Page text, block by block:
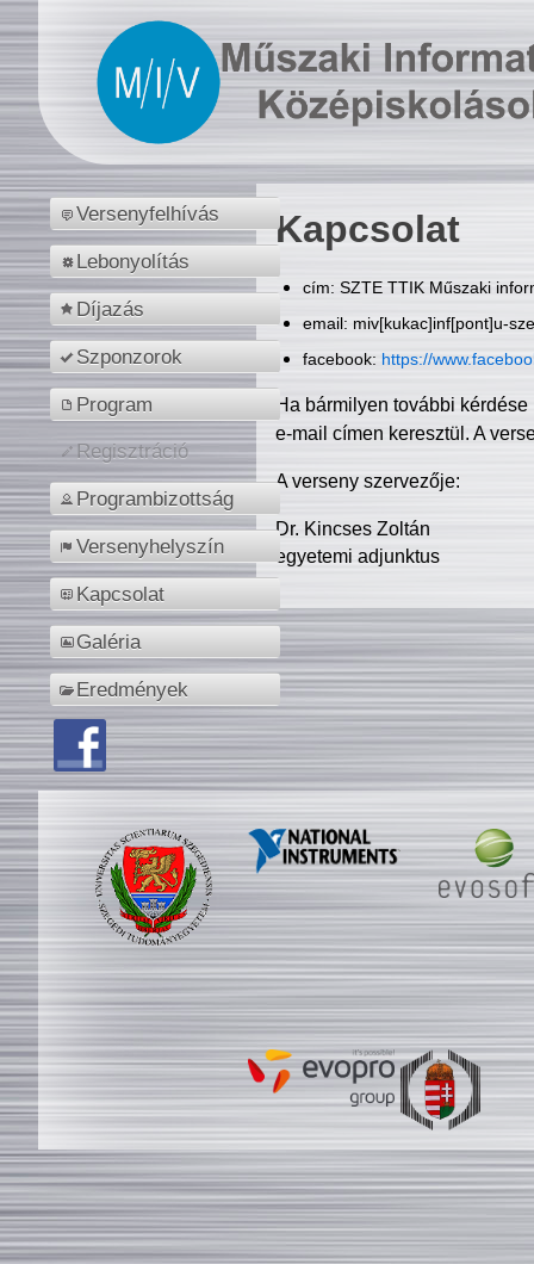
Versenyfelhívás
Lebonyolítás
Díjazás
Szponzorok
Program
Regisztráció
Programbizottság
Versenyhelyszín
Kapcsolat
Galéria
Eredmények
Kapcsolat
cím: SZTE TTIK Műszaki
email: miv[kukac]inf[pont]u-
facebook: https://
Ha bármilyen további
e-mail címen keresztül. A
A verseny szervezője:
Dr. Kincses Zoltán
egyetemi adjunktus